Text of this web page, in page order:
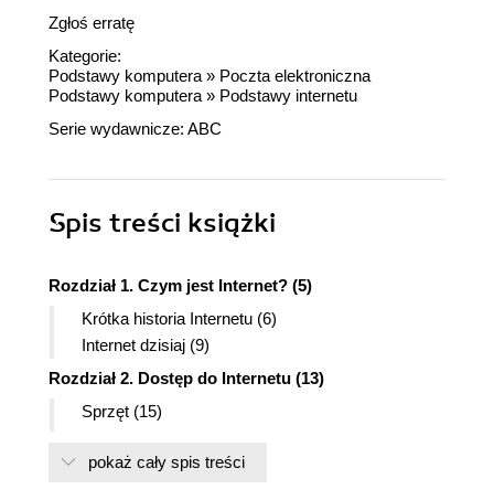
Zgłoś erratę
Kategorie:
Podstawy komputera » Poczta elektroniczna
Podstawy komputera » Podstawy internetu
Serie wydawnicze: ABC
Spis treści książki
Rozdział 1. Czym jest Internet? (5)
Krótka historia Internetu (6)
Internet dzisiaj (9)
Rozdział 2. Dostęp do Internetu (13)
Sprzęt (15)
Rozdział 3. Aplikacje sieciowe (27)
pokaż cały spis treści